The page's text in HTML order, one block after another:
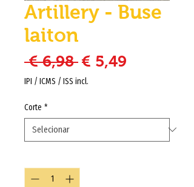
Artillery - Buse
laiton
€ 6,98 Preço normal
€ 5,49
IPI / ICMS / ISS incl.
Corte *